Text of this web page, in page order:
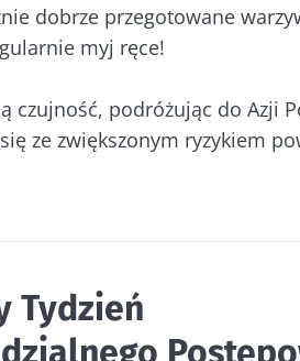
dobrze przegotowane
myj ręce!
czujność, podróżując do Azji
ze zwiększonym ryzykiem
Tydzień